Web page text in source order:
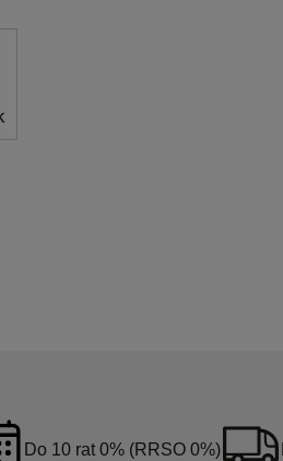
Do 10 rat 0% (RRSO 0%)